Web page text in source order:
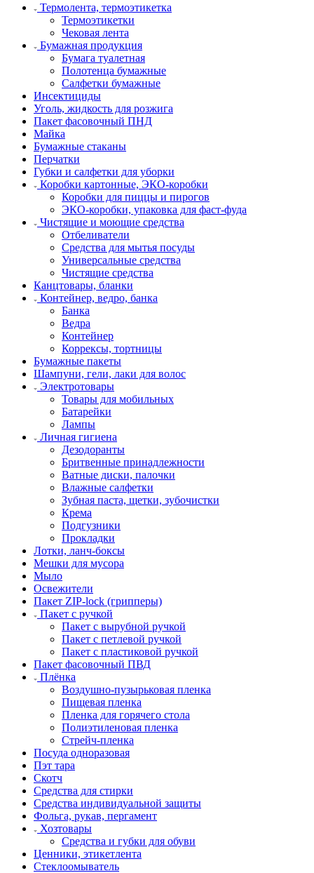
Термолента, термоэтикетка
Термоэтикетки
Чековая лента
Бумажная продукция
Бумага туалетная
Полотенца бумажные
Салфетки бумажные
Инсектициды
Уголь, жидкость для розжига
Пакет фасовочный ПНД
Майка
Бумажные стаканы
Перчатки
Губки и салфетки для уборки
Коробки картонные, ЭКО-коробки
Коробки для пиццы и пирогов
ЭКО-коробки, упаковка для фаст-фуда
Чистящие и моющие средства
Отбеливатели
Средства для мытья посуды
Универсальные средства
Чистящие средства
Канцтовары, бланки
Контейнер, ведро, банка
Банка
Ведра
Контейнер
Коррексы, тортницы
Бумажные пакеты
Шампуни, гели, лаки для волос
Электротовары
Товары для мобильных
Батарейки
Лампы
Личная гигиена
Дезодоранты
Бритвенные принадлежности
Ватные диски, палочки
Влажные салфетки
Зубная паста, щетки, зубочистки
Крема
Подгузники
Прокладки
Лотки, ланч-боксы
Мешки для мусора
Мыло
Освежители
Пакет ZIP-lock (грипперы)
Пакет с ручкой
Пакет с вырубной ручкой
Пакет с петлевой ручкой
Пакет с пластиковой ручкой
Пакет фасовочный ПВД
Плёнка
Воздушно-пузырьковая пленка
Пищевая пленка
Пленка для горячего стола
Полиэтиленовая пленка
Стрейч-пленка
Посуда одноразовая
Пэт тара
Скотч
Средства для стирки
Средства индивидуальной защиты
Фольга, рукав, пергамент
Хозтовары
Средства и губки для обуви
Ценники, этикетлента
Стеклоомыватель